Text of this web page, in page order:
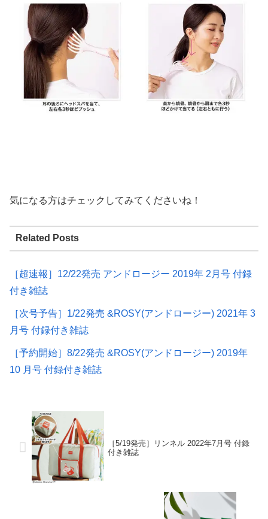
気になる方はチェックしてみてくださいね！
Related Posts
［超速報］12/22発売 アンドロージー 2019年 2月号 付録
付き雑誌
［次号予告］1/22発売 &ROSY(アンドロージー) 2021年 3
月号 付録付き雑誌
［予約開始］8/22発売 &ROSY(アンドロージー) 2019年
10 月号 付録付き雑誌
［5/19発売］リンネル 2022年7月号 付録
付き雑誌